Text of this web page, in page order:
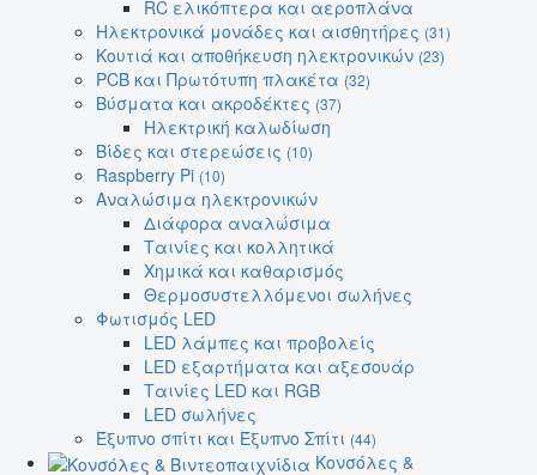
RC ελικόπτερα και αεροπλάνα
Ηλεκτρονικά μονάδες και αισθητήρες (31)
Κουτιά και αποθήκευση ηλεκτρονικών (23)
PCB και Πρωτότυπη πλακέτα (32)
Βύσματα και ακροδέκτες (37)
Ηλεκτρική καλωδίωση
Βίδες και στερεώσεις (10)
Raspberry Pi (10)
Αναλώσιμα ηλεκτρονικών
Διάφορα αναλώσιμα
Ταινίες και κολλητικά
Χημικά και καθαρισμός
Θερμοσυστελλόμενοι σωλήνες
Φωτισμός LED
LED λάμπες και προβολείς
LED εξαρτήματα και αξεσουάρ
Ταινίες LED και RGB
LED σωλήνες
Έξυπνο σπίτι και Έξυπνο Σπίτι (44)
Κονσόλες &